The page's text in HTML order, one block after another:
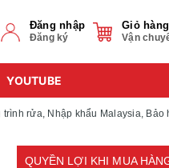
Đăng nhập
Đăng ký
Giỏ
Vận
YOUTUBE
rửa, Nhập khẩu Malaysia, Bảo
QUYỀN LỢI KHI MUA